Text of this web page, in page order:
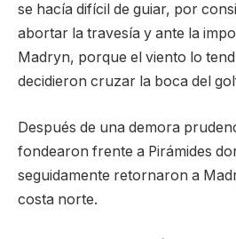
se hacía difícil de guiar, por
abortar la travesía y ante la
Madryn, porque el viento lo
decidieron cruzar la boca del
Después de una demora
fondearon frente a Pirámides
seguidamente retornaron a
costa norte.